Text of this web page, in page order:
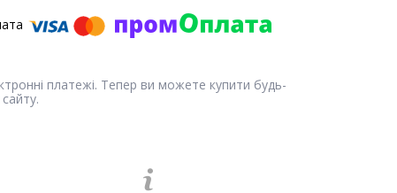
платежі. Тепер ви можете купити будь-